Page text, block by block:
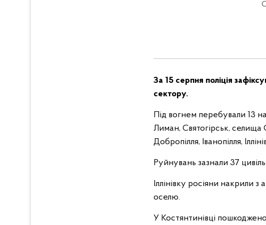
За 15 серпня поліція
сектору.
Під вогнем перебували 13
Лиман, Святогірськ, селища
Добропілля, Іванопілля,
Руйнувань зазнали 37
Іллінівку росіяни накрили
оселю.
У Костянтинівці